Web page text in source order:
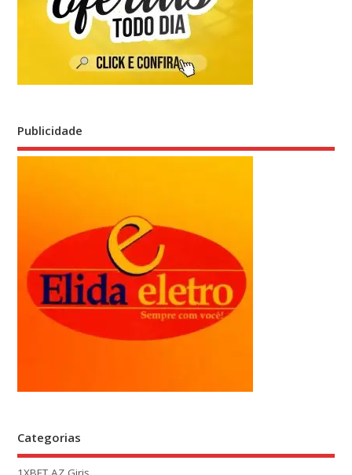
Publicidade
Categorias